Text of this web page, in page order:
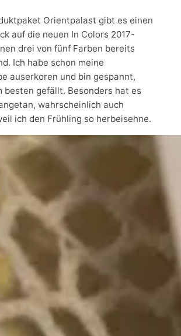
Orientpalast gibt es einen
auf die neuen In Colors 2017-
drei von fünf Farben bereits
Ich habe schon meine
auserkoren und bin gespannt,
besten gefällt. Besonders hat es
wahrscheinlich auch
ich den Frühling so herbeisehne.